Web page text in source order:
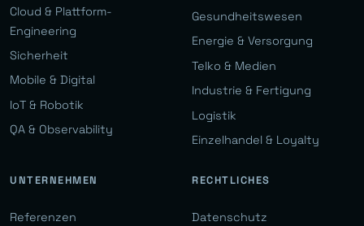
Cloud & Plattform-
Engineering
Sicherheit
Mobile & Digital
IoT & Robotik
QA & Observability
Gesundheitswesen
Energie & Versorgung
Telko & Medien
Industrie & Fertigung
Logistik
Einzelhandel & Loyalty
UNTERNEHMEN
Referenzen
RECHTLICHES
Datenschutz